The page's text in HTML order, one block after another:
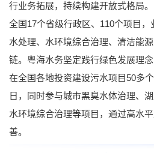
行业务拓展，持续构建开放式格局
全国17个省级行政区、110个项目
水处理、水环境综合治理、清洁能
链。粤海水务坚定践行绿色发展理
在全国各地投资建设污水项目50多
日，同时参与城市黑臭水体治理、
水环境综合治理等项目，通过高水
善。